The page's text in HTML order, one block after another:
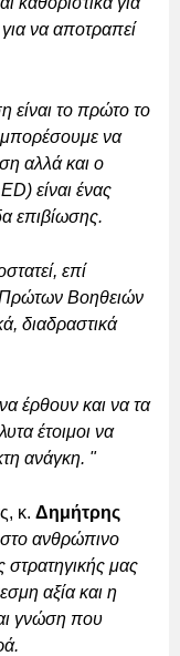
να αποτραπεί
είναι το πρώτο το
μπορέσουμε να
αλλά και ο
είναι ένας
επιβίωσης.
επί
Πρώτων Βοηθειών
διαδραστικά
έρθουν και να τα
έτοιμοι να
ανάγκη. "
κ. Δημήτρης
ανθρώπινο
στρατηγικής μας
αξία και η
γνώση που